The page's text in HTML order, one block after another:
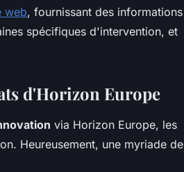
web, fournissant des informations
spécifiques d'intervention, et
d'Horizon Europe
via Horizon Europe, les
Heureusement, une myriade de